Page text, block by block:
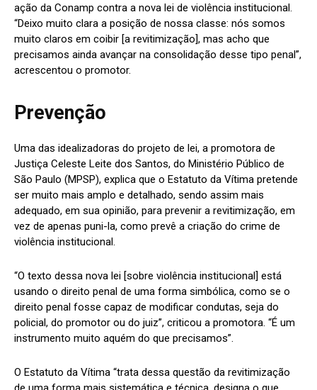
ação da Conamp contra a nova lei de violência institucional.
“Deixo muito clara a posição de nossa classe: nós somos
muito claros em coibir [a revitimização], mas acho que
precisamos ainda avançar na consolidação desse tipo penal”,
acrescentou o promotor.
Prevenção
Uma das idealizadoras do projeto de lei, a promotora de
Justiça Celeste Leite dos Santos, do Ministério Público de
São Paulo (MPSP), explica que o Estatuto da Vítima pretende
ser muito mais amplo e detalhado, sendo assim mais
adequado, em sua opinião, para prevenir a revitimização, em
vez de apenas puni-la, como prevê a criação do crime de
violência institucional.
“O texto dessa nova lei [sobre violência institucional] está
usando o direito penal de uma forma simbólica, como se o
direito penal fosse capaz de modificar condutas, seja do
policial, do promotor ou do juiz”, criticou a promotora. “É um
instrumento muito aquém do que precisamos”.
O Estatuto da Vítima “trata dessa questão da revitimização